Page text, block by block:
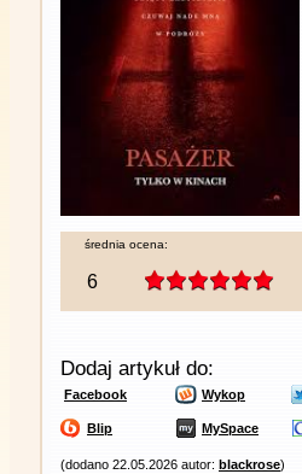
średnia ocena:
6
Dodaj artykuł do:
Facebook Wykop
Blip MySpace
(dodano 22.05.2026 autor: blackrose)